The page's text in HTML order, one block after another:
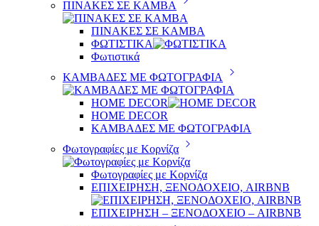
ΠΙΝΑΚΕΣ ΣΕ ΚΑΜΒΑ
ΠΙΝΑΚΕΣ ΣΕ ΚΑΜΒΑ
ΦΩΤΙΣΤΙΚΑ
Φωτιστικά
ΚΑΜΒΑΔΕΣ ΜΕ ΦΩΤΟΓΡΑΦΙΑ
HOME DECOR
HOME DECOR
ΚΑΜΒΑΔΕΣ ΜΕ ΦΩΤΟΓΡΑΦΙΑ
Φωτογραφίες με Κορνίζα
Φωτογραφίες με Κορνίζα
ΕΠΙΧΕΙΡΗΣΗ, ΞΕΝΟΔΟΧΕΙΟ, AIRBNB
ΕΠΙΧΕΙΡΗΣΗ – ΞΕΝΟΔΟΧΕΙΟ – AIRBNB